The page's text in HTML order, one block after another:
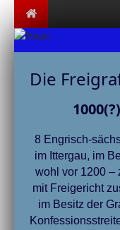
Die
8 Engrisch-
im Ittergau, im
wohl vor 1200 –
mit Freigericht
im Besitz der